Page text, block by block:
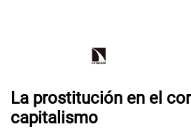
La prostitución en el
capitalismo